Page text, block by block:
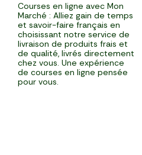
Courses en ligne avec Mon
Marché : Alliez gain de temps
et savoir-faire français en
choisissant notre service de
livraison de produits frais et
de qualité, livrés directement
chez vous. Une expérience
de courses en ligne pensée
pour vous.